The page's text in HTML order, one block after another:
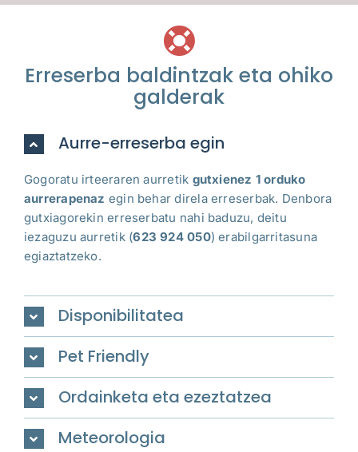
Erreserba baldintzak eta ohiko
galderak
Aurre-erreserba egin
Gogoratu irteeraren aurretik gutxienez 1 orduko
aurrerapenaz egin behar direla erreserbak. Denbora
gutxiagorekin erreserbatu nahi baduzu, deitu
iezaguzu aurretik (623 924 050) erabilgarritasuna
egiaztatzeko.
Disponibilitatea
Pet Friendly
Ordainketa eta ezeztatzea
Meteorologia